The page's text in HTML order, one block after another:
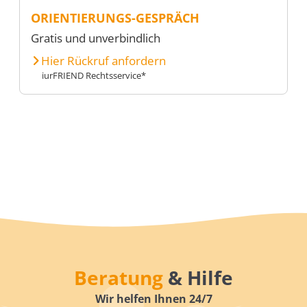
ORIENTIERUNGS-GESPRÄCH
Gratis und unverbindlich
Hier Rückruf anfordern
iurFRIEND Rechtsservice*
Beratung & Hilfe
Wir helfen Ihnen 24/7